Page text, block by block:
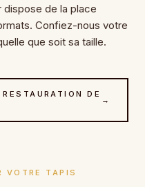
dispose de la place
Confiez-nous votre
que soit sa taille.
DE
→
VOTRE TAPIS